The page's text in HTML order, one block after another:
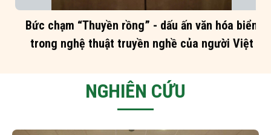
Bức chạm “Thuyền rồng” - dấu ấn văn hóa biển
trong nghệ thuật truyền nghề của người Việt
NGHIÊN CỨU